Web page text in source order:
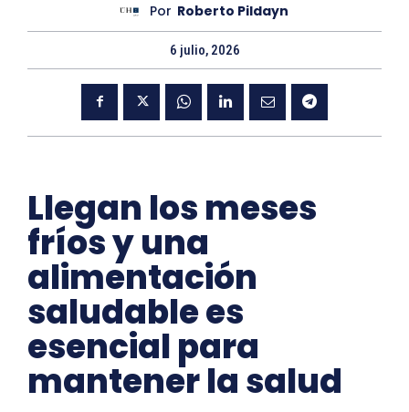
Por Roberto Pildayn
6 julio, 2026
Llegan los meses
fríos y una
alimentación
saludable es
esencial para
mantener la salud